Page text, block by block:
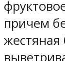
причем